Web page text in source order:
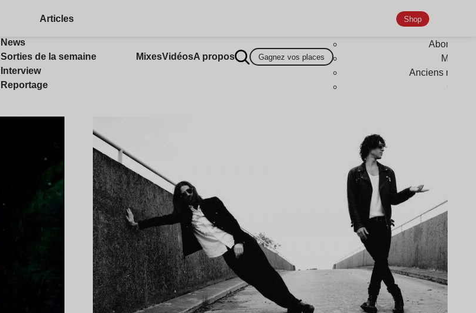
Articles
News
Sorties de la semaine
Interview
Reportage
MixesVidéosA propos Gagnez vos places
Shop
Anciens